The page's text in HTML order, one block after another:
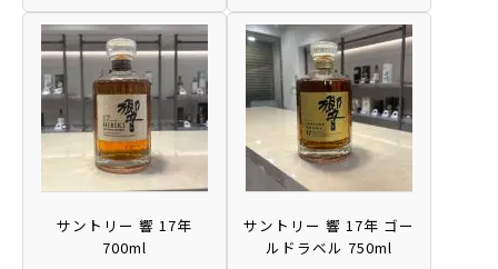
サントリー 響 17年
700ml
サントリー 響 17年 ゴー
ルドラベル 750ml